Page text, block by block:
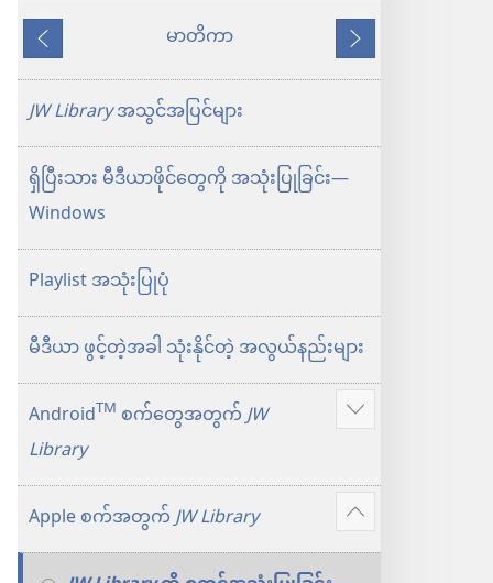
နောက်သို့ မာတိကာ
ရှေ့
သို့
JW Libraryအသွင်အပြင်များ
ရှိပြီးသား မီဒီယာဖိုင်တွေကို အသုံးပြုခြင်း—
Windows
Playlist အသုံးပြုပုံ
မီဒီယာ ဖွင့်တဲ့အခါ သုံးနိုင်တဲ့ အလွယ်နည်းများ
AndroidTM စက်တွေအတွက်JW
Library
ပို
ပါ
Apple စက်အတွက်JW Library
ပို
ပြ